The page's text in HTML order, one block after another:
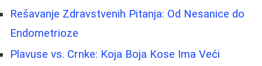
Rešavanje Zdravstvenih Pitanja: Od Nesanice do
Endometrioze
Plavuse vs. Crnke: Koja Boja Kose Ima Veći